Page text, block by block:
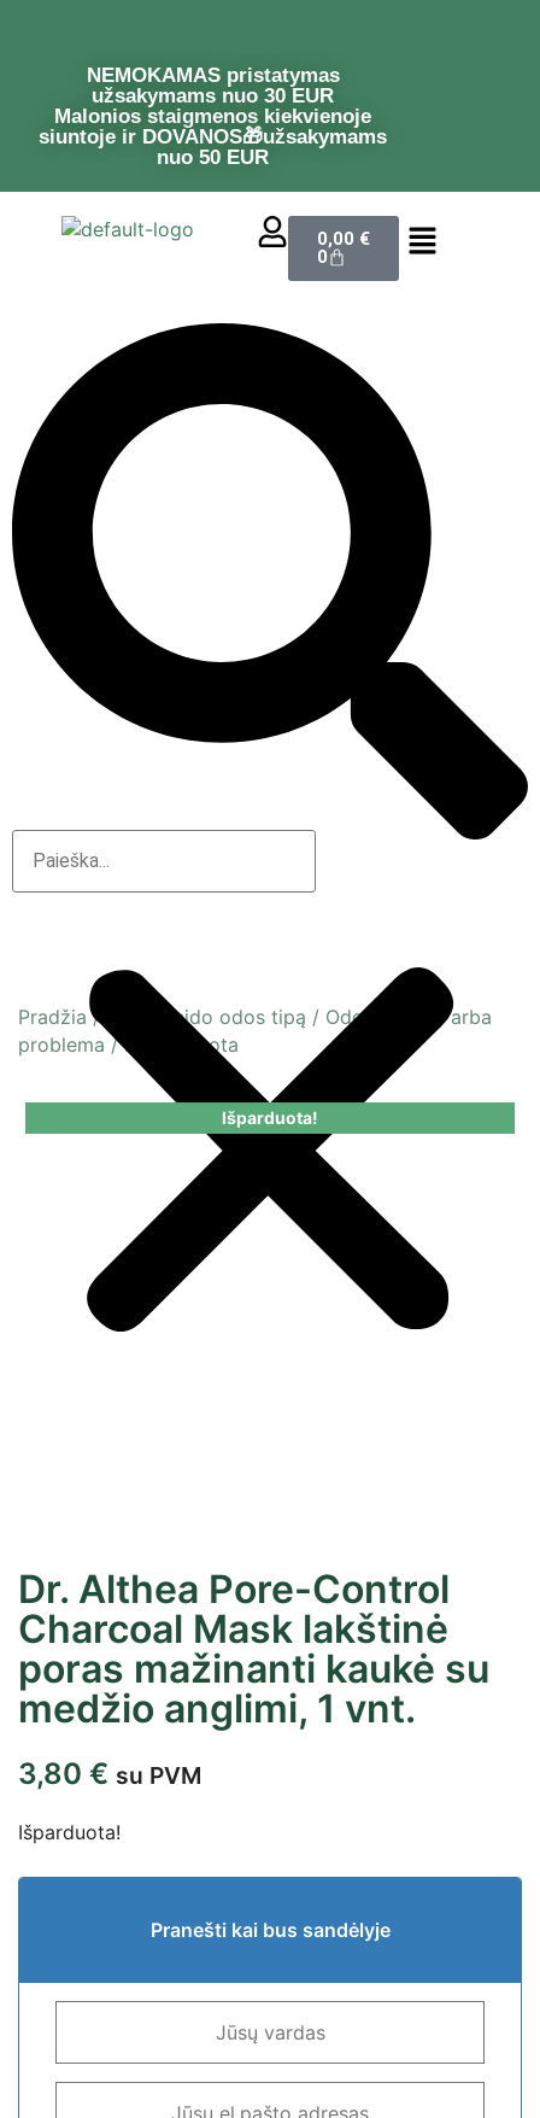
NEMOKAMAS pristatymas
užsakymams nuo 30 EUR
Malonios staigmenos kiekvienoje
siuntoje ir DOVANOS🎁užsakymams
nuo 50 EUR
0,00 €
0
Pradžia/ Pagal veido odos tipą / Odos būsena arba
problema /Dehitratuota
Išparduota!
Dr. Althea Pore-Control
Charcoal Mask lakštinė
poras mažinanti kaukė su
medžio anglimi, 1 vnt.
3,80 € su PVM
Išparduota!
Pranešti kai bus sandėlyje